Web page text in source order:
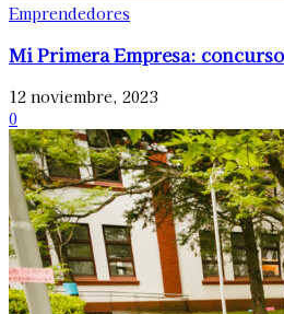
Emprendedores
Mi Primera Empresa:
12 noviembre, 2023
0